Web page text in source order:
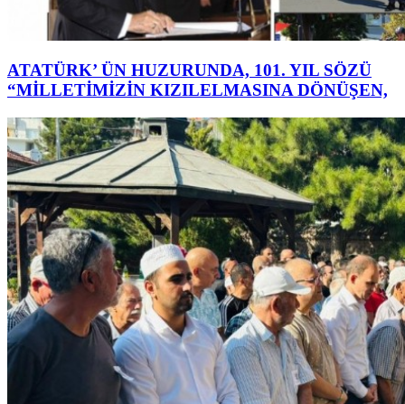
ATATÜRK’ ÜN HUZURUNDA, 101. YIL SÖZÜ
“MİLLETİMİZİN KIZILELMASINA DÖNÜŞEN,